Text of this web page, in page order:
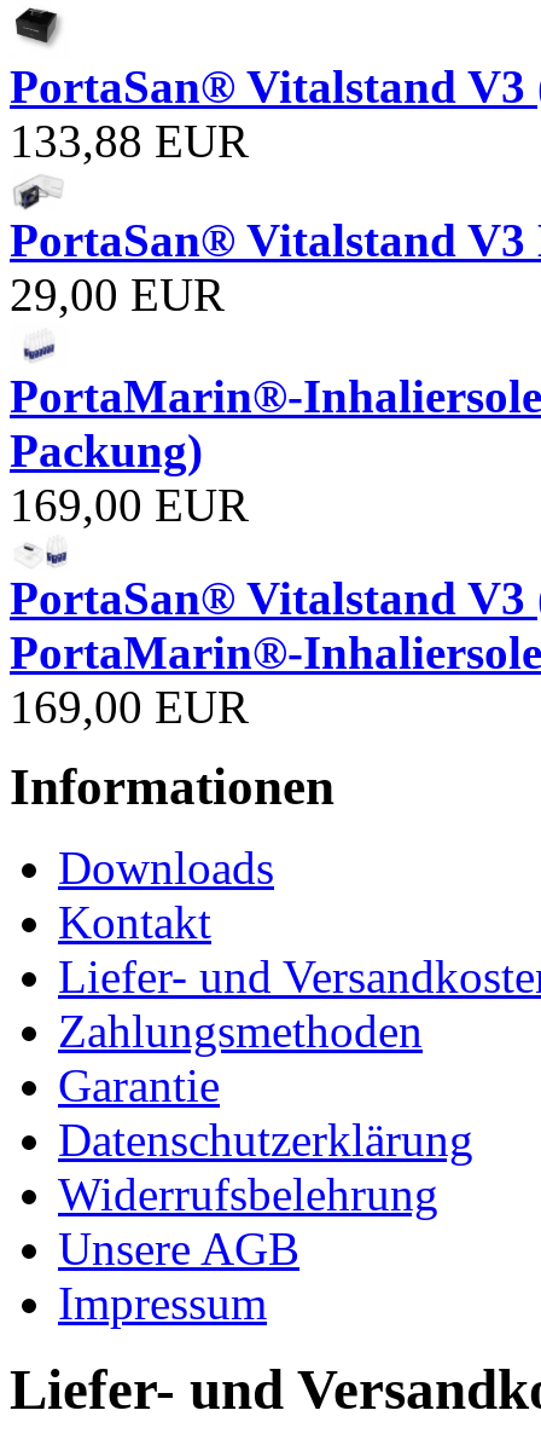
PortaSan® Vitalstand V3
133,88 EUR
PortaSan® Vitalstand
29,00 EUR
PortaMarin®-
Packung)
169,00 EUR
PortaSan® Vitalstand
PortaMarin®-
169,00 EUR
Informationen
Downloads
Kontakt
Liefer- und
Zahlungsmethoden
Garantie
Datenschutzerklärung
Widerrufsbelehrung
Unsere AGB
Impressum
Liefer- und